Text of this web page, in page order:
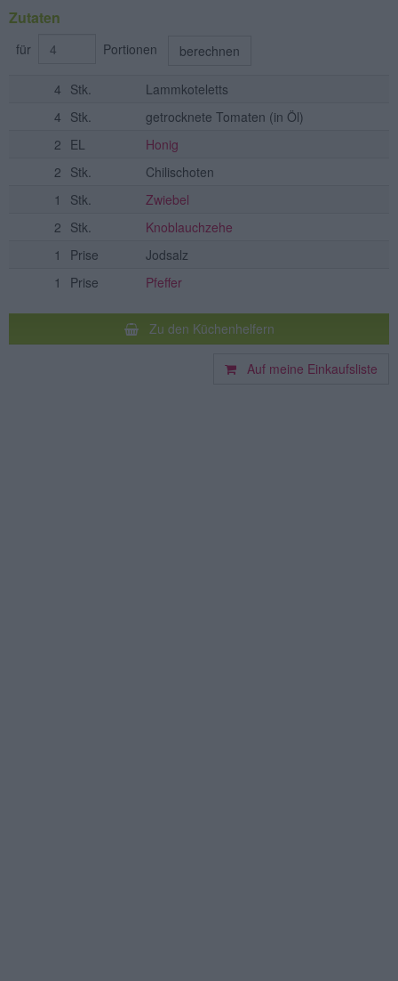
Zutaten
für Portionen berechnen
4 Stk.
Lammkoteletts
4 Stk. getrocknete Tomaten (in Öl)
2 EL
Honig
2 Stk.
Chilischoten
1
Stk.
Zwiebel
2 Stk.
Knoblauchzehe
1
Prise
Jodsalz
1
Prise Pfeffer
Zu den Küchenhelfern
Auf meine Einkaufsliste